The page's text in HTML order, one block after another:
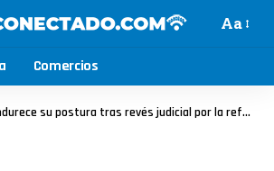
Aa
Comercios
postura tras revés judicial por la reforma laboral: “No hay margen para la tibieza”